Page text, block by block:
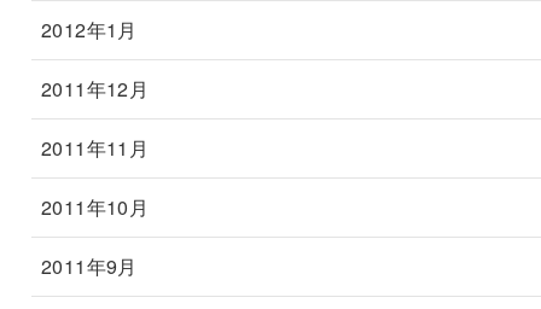
2012年1月
2011年12月
2011年11月
2011年10月
2011年9月